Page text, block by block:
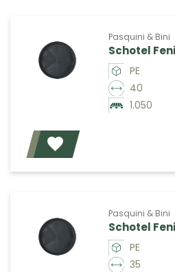
Pasquini & Bini
Schotel
PE
40
1.050
Pasquini & Bini
Schotel
PE
35